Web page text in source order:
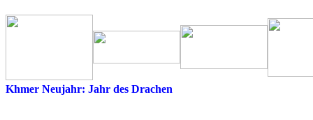
Khmer Neujahr: Jahr des Drachen